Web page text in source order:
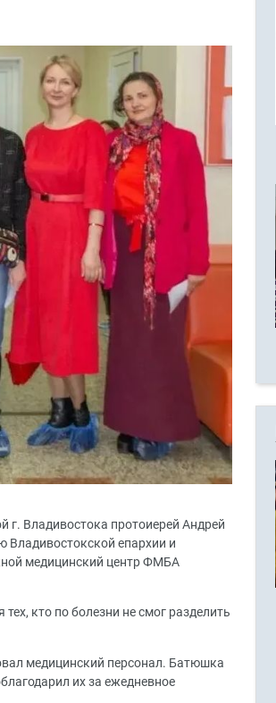
г. Владивостока протоиерей Андрей
Владивостокской епархии и
медицинский центр ФМБА
кто по болезни не смог разделить
медицинский персонал. Батюшка
их за ежедневное